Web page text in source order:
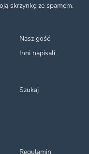
Nasz gość
Inni napisali
Szukaj
Regulamin
skrzynkę ze spamem.